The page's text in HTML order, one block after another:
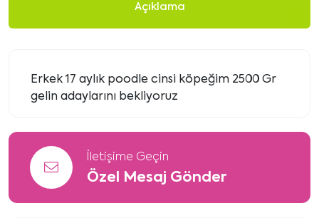
Açıklama
Erkek 17 aylık poodle cinsi köpeğim 2500 Gr
gelin adaylarını bekliyoruz
İletişime Geçin
Özel Mesaj Gönder